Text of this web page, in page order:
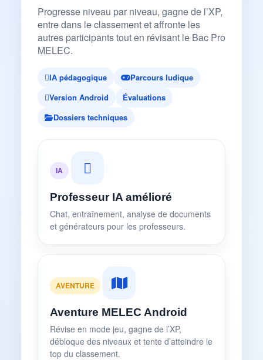
Progresse niveau par niveau, gagne de l’XP,
entre dans le classement et affronte les
autres participants tout en révisant le Bac Pro
MELEC.
IA pédagogique
Parcours ludique
Version Android
Évaluations
Dossiers techniques
IA
Professeur IA amélioré
Chat, entraînement, analyse de documents
et générateurs pour les professeurs.
AVENTURE
Aventure MELEC Android
Révise en mode jeu, gagne de l’XP,
débloque des niveaux et tente d’atteindre le
top du classement.